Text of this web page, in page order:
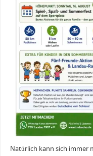
Natürlich kann sich immer